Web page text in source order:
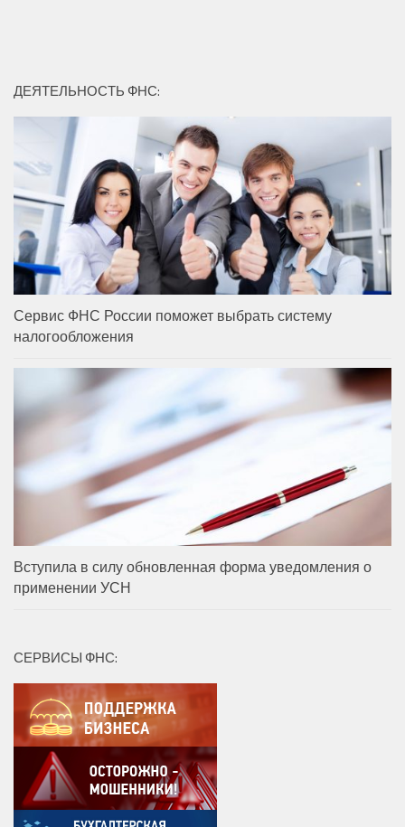
ДЕЯТЕЛЬНОСТЬ ФНС:
Сервис ФНС России поможет выбрать систему
налогообложения
Вступила в силу обновленная форма уведомления о
применении УСН
СЕРВИСЫ ФНС: